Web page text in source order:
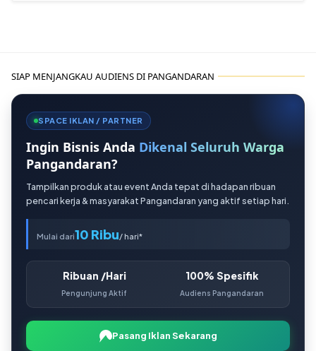
SIAP MENJANGKAU AUDIENS DI PANGANDARAN
SPACE IKLAN / PARTNER
Ingin Bisnis Anda Dikenal Seluruh Warga
Pangandaran?
Tampilkan produk atau event Anda tepat di hadapan ribuan
pencari kerja & masyarakat Pangandaran yang aktif setiap hari.
Mulai dari10 Ribu/ hari*
Ribuan /Hari
Pengunjung Aktif
100% Spesifik
Audiens Pangandaran
Pasang Iklan Sekarang